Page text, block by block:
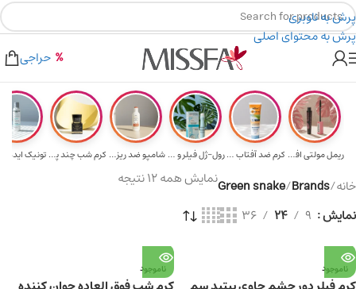
پرش به ناوبری
پرش به محتوای اصلی
۲٪ تخفیف روی سبد خرید برای روش کارت به کارت
هدیه برای خرید های بالای ۵ میلیون تومن
حراجی
ریمل مولتی افکت... کرم ضد آفتاب حا... رول-ژل فیلر و م... شامپو ضد ریزش و... کرم شب چند پپتی... تونیک ایده
خانه/
Brands
/
Green snakeنمایش همه 12 نتیجه
نمایش 9
24
36
ناموجود ناموجود